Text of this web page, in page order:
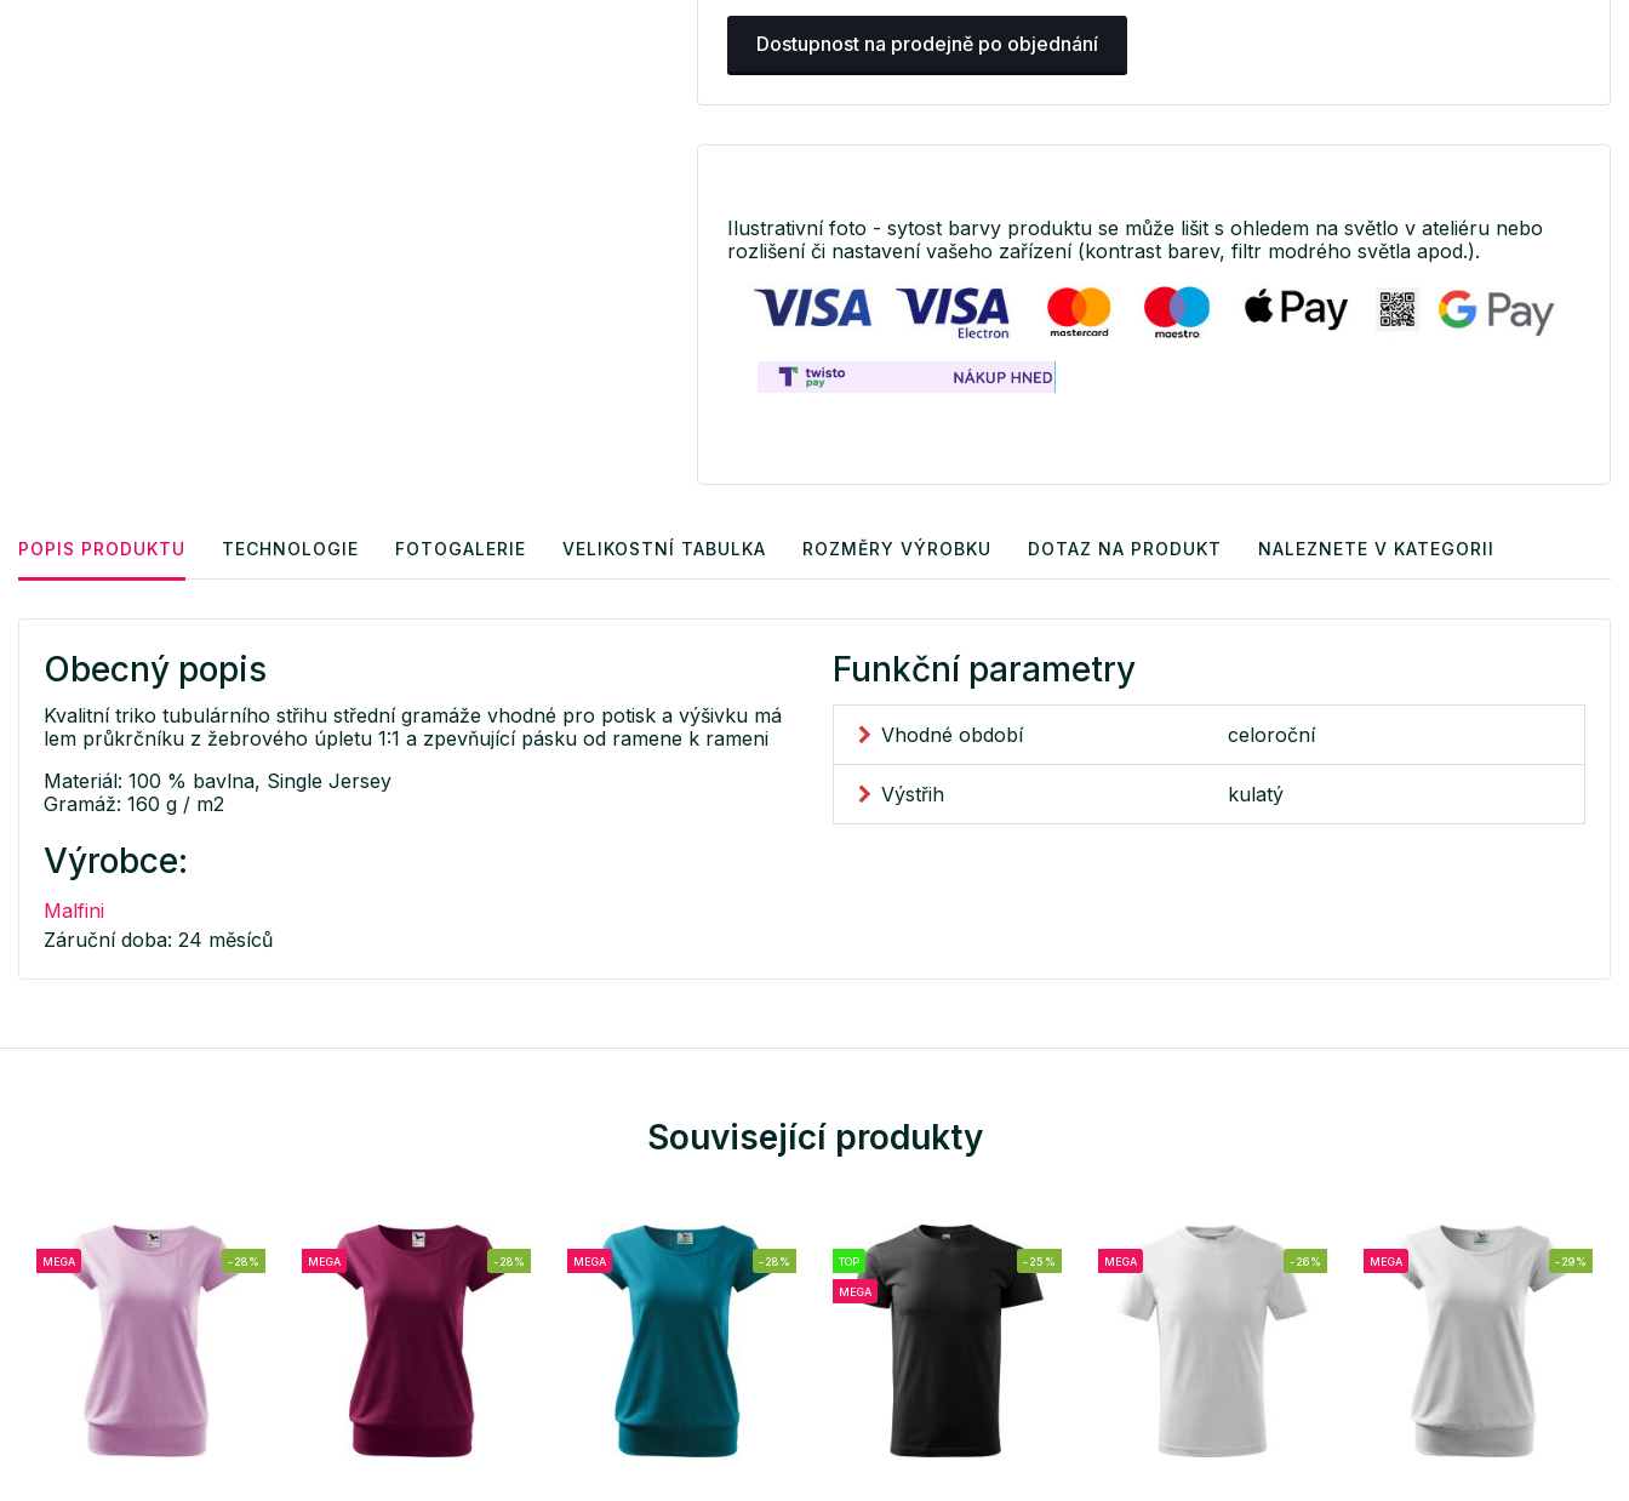
Dostupnost na prodejně po objednání
Ilustrativní foto - sytost barvy produktu se může lišit s ohledem na světlo v ateliéru nebo
rozlišení či nastavení vašeho zařízení (kontrast barev, filtr modrého světla apod.).
POPIS PRODUKTU TECHNOLOGIE FOTOGALERIE VELIKOSTNÍ TABULKA ROZMĚRY VÝROBKU DOTAZ NA PRODUKT NALEZNETE V KATEGORII
Obecný popis
Kvalitní triko tubulárního střihu střední gramáže vhodné pro potisk a výšivku má
lem průkrčníku z žebrového úpletu 1:1 a zpevňující pásku od ramene k rameni
Materiál: 100 % bavlna, Single Jersey
Gramáž: 160 g / m2
Výrobce:
Malfini
Záruční doba: 24 měsíců
Funkční parametry
Vhodné období celoroční
Výstřih kulatý
Související produkty
MEGA -28% MEGA -28% MEGA -28% TOP
MEGA
-25% MEGA -26% MEGA -29%